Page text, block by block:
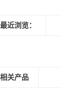
最近浏览：
相关产品